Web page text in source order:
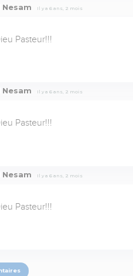
Il y a 6 ans, 2 mois
Pasteur!!!
Il y a 6 ans, 2 mois
Pasteur!!!
Il y a 6 ans, 2 mois
Pasteur!!!